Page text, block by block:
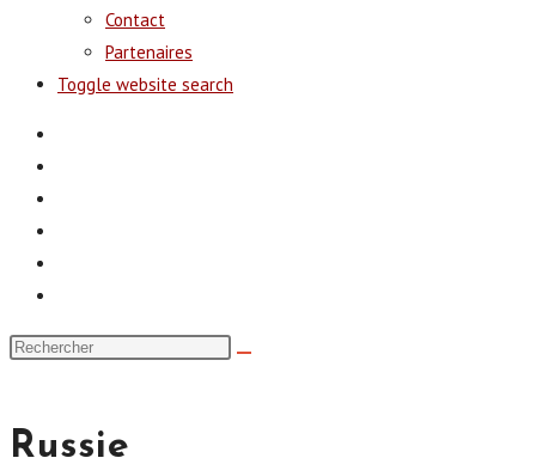
Contact
Partenaires
Toggle website search
Russie